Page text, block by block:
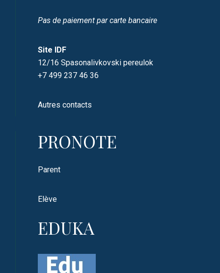
Pas de paiement par carte bancaire
Site IDF
12/16 Spasonalivkovski pereulok
+7 499 237 46 36
Autres contacts
PRONOTE
Parent
Elève
EDUKA